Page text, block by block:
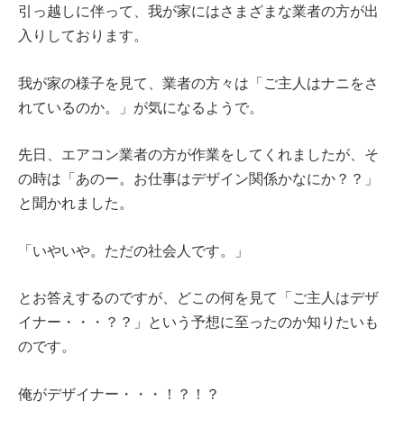
引っ越しに伴って、我が家にはさまざまな業者の方が出
入りしております。
我が家の様子を見て、業者の方々は「ご主人はナニをさ
れているのか。」が気になるようで。
先日、エアコン業者の方が作業をしてくれましたが、そ
の時は「あのー。お仕事はデザイン関係かなにか？？」
と聞かれました。
「いやいや。ただの社会人です。」
とお答えするのですが、どこの何を見て「ご主人はデザ
イナー・・・？？」という予想に至ったのか知りたいも
のです。
俺がデザイナー・・・！？！？